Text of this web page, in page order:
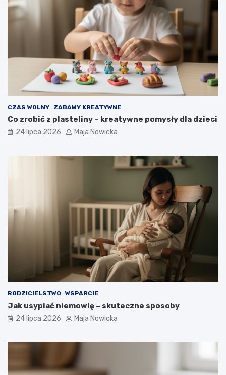
CZAS WOLNY ZABAWY KREATYWNE
Co zrobić z plasteliny – kreatywne pomysły dla dzieci
24 lipca 2026 Maja Nowicka
RODZICIELSTWO WSPARCIE
Jak usypiać niemowlę – skuteczne sposoby
24 lipca 2026 Maja Nowicka